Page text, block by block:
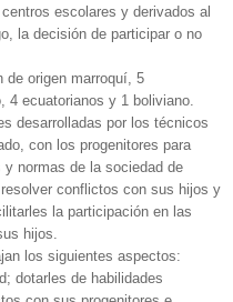
escolares y derivados al
la decisión de participar o no
de origen marroquí, 5
4 ecuatorianos y 1 boliviano.
desarrolladas por los técnicos
con los progenitores para
normas de la sociedad de
conflictos con sus hijos y
la participación en las
hijos.
los siguientes aspectos:
dotarles de habilidades